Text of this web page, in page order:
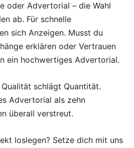
oder Advertorial – die Wahl
ab. Für schnelle
sich Anzeigen. Musst du
erklären oder Vertrauen
ein hochwertiges Advertorial.
Qualität schlägt Quantität.
Advertorial als zehn
überall verstreut.
loslegen? Setze dich mit uns